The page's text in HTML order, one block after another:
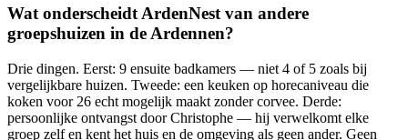
Wat onderscheidt ArdenNest van andere
groepshuizen in de Ardennen?
Drie dingen. Eerst: 9 ensuite badkamers — niet 4 of 5 zoals bij
vergelijkbare huizen. Tweede: een keuken op horecaniveau die
koken voor 26 echt mogelijk maakt zonder corvee. Derde:
persoonlijke ontvangst door Christophe — hij verwelkomt elke
groep zelf en kent het huis en de omgeving als geen ander. Geen